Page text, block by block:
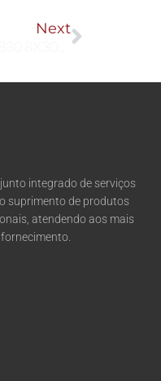
NextNext
integrado de serviços
suprimento de produtos
atendendo aos mais